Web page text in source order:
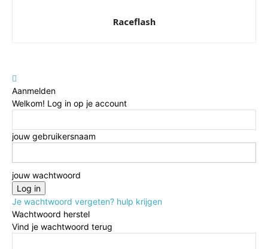
Raceflash
Aanmelden
Welkom! Log in op je account
jouw gebruikersnaam
jouw wachtwoord
Je wachtwoord vergeten? hulp krijgen
Wachtwoord herstel
Vind je wachtwoord terug